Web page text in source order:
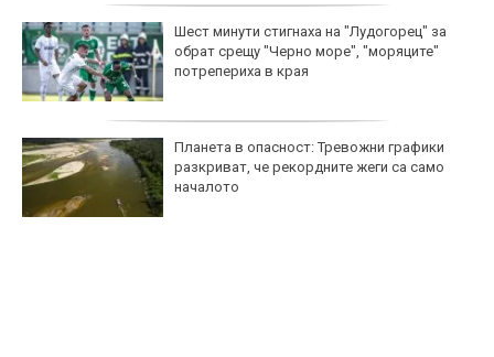
Шест минути стигнаха на "Лудогорец" за
обрат срещу "Черно море", "моряците"
потрепериха в края
Планета в опасност: Тревожни графики
разкриват, че рекордните жеги са само
началото